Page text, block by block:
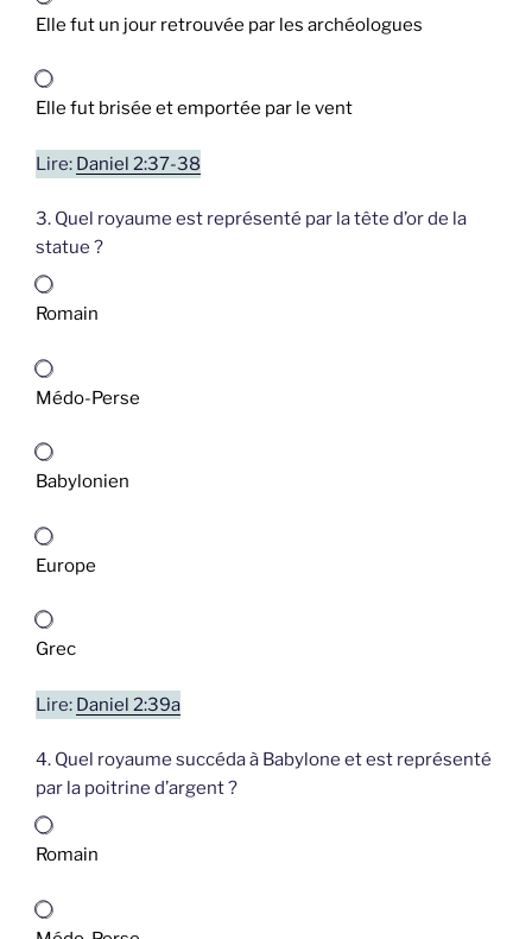
Elle fut un jour retrouvée par les archéologues
Elle fut brisée et emportée par le vent
Lire: Daniel 2:37-38
3. Quel royaume est représenté par la tête d’or de la
statue ?
Romain
Médo-Perse
Babylonien
Europe
Grec
Lire: Daniel 2:39a
4. Quel royaume succéda à Babylone et est représenté
par la poitrine d’argent ?
Romain